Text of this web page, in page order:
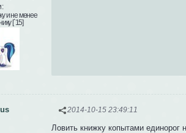
2014-10-15 23:49:11
Ловить книжку копытами